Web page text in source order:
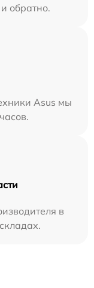
обратно.
Asus мы
в